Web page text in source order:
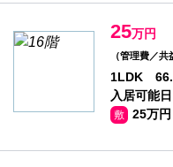
25万円
（管理費／共
1LDK
入居可能
敷 25万